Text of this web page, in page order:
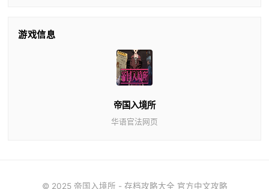
游戏信息
帝国入境所
华语官法网页
© 2025 帝国入境所 - 存档攻略大全 官方中文攻略